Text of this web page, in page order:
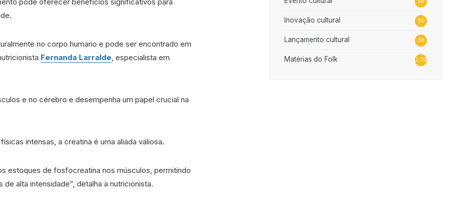
no corpo humano e pode ser encontrado em
Fernanda Larralde, especialista em
e no cérebro e desempenha um papel crucial na
intensas, a creatina é uma aliada valiosa.
estoques de fosfocreatina nos músculos, permitindo
alta intensidade”, detalha a nutricionista.
Inovação cultural 20
Lançamento cultural 38
Matérias do Folk 2.302